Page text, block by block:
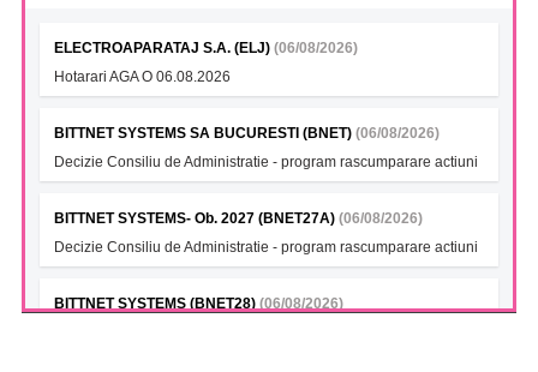
ELECTROAPARATAJ S.A. (ELJ) (06/08/2026)
Hotarari AGA O 06.08.2026
BITTNET SYSTEMS SA BUCURESTI (BNET) (06/08/2026)
Decizie Consiliu de Administratie - program rascumparare actiuni
BITTNET SYSTEMS- Ob. 2027 (BNET27A) (06/08/2026)
Decizie Consiliu de Administratie - program rascumparare actiuni
BITTNET SYSTEMS (BNET28) (06/08/2026)